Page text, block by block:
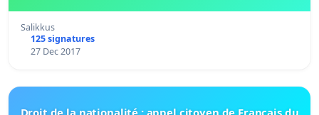
Salikkus
125 signatures
27 Dec 2017
Droit de la nationalité : appel citoyen de Français du